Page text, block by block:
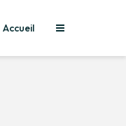
Accueil